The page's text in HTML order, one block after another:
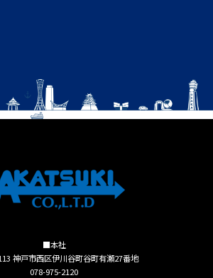
■本社
神戸市西区伊川谷町谷町有瀬27番地
078-975-2120